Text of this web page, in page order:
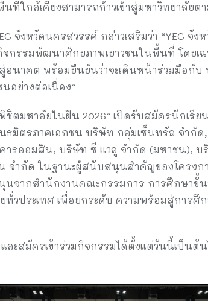
ที่ใกล้เคียงสามารถก้าวเข้าสู่มหาวิทยาลัยตา
จังหวัดนครสวรรค์ กล่าวเสริมว่า “YEC จั
รรมพัฒนาศักยภาพเยาวชนในพื้นที่ โดยเฉ
สู่อนาคต พร้อมยืนยันว่าจะเดินหน้าร่วมมือกั
อย่างต่อเนื่อง”
ชิตมหาลัยในฝัน 2026” เปิดรับสมัครนักเรีย
มิตรภาคเอกชน บริษัท กลุ่มเซ็นทรัล จำกั
ารออมสิน, บริษัท ซี แวลู จำกัด (มหาชน),
จำกัด ในฐานะผู้สนับสนุนสำคัญของโครงก
นจากสำนักงานคณะกรรมการ การศึกษาขั้
ทั่วประเทศ เพื่อยกระดับ ความพร้อมสู่การศึ
ละสมัครเข้าร่วมกิจกรรมได้ตั้งแต่วันนี้เป็นต้